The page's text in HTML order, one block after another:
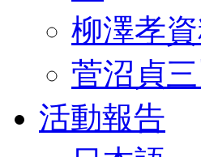
柳澤孝
菅沼貞
活動報告